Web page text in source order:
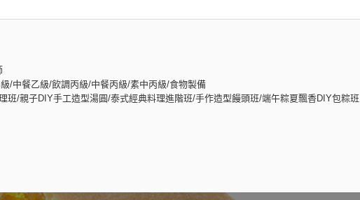
/中餐乙級/飲調丙級/中餐丙級/素中丙級/食物製備
/親子DIY手工造型湯圓/泰式經典料理進階班/手作造型饅頭班/端午粽夏飄香DIY包粽班